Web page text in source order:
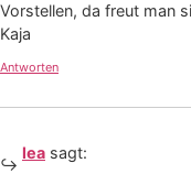
Vorstellen, da freut man
Kaja
Antworten
lea sagt: